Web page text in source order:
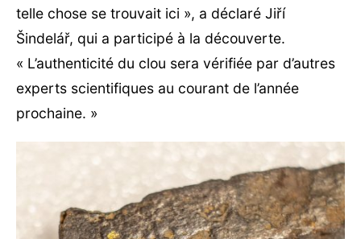
telle chose se trouvait ici », a déclaré Jiří
Šindelář, qui a participé à la découverte.
« L’authenticité du clou sera vérifiée par d’autres
experts scientifiques au courant de l’année
prochaine. »